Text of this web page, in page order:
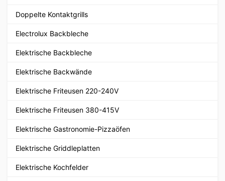
Doppelte Kontaktgrills
Electrolux Backbleche
Elektrische Backbleche
Elektrische Backwände
Elektrische Friteusen 220-240V
Elektrische Friteusen 380-415V
Elektrische Gastronomie-Pizzaöfen
Elektrische Griddleplatten
Elektrische Kochfelder